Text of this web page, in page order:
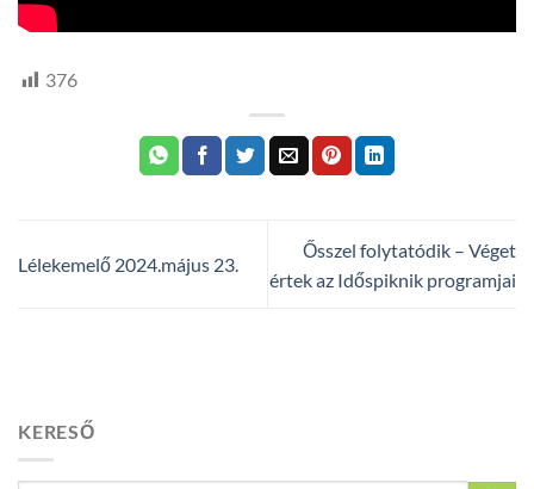
376
Lélekemelő 2024.május 23.
Ősszel folytatódik – Véget
értek az Időspiknik programjai
KERESŐ